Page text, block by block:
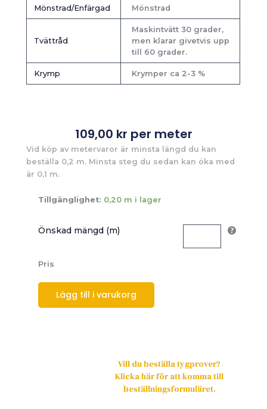
Mönstrad/Enfärgad Mönstrad
Tvättråd
Maskintvätt 30 grader,
men klarar givetvis upp
till 60 grader.
Krymp Krymper ca 2-3 %
109,00 kr per meter
Vid köp av metervaror är minsta längd du kan
beställa 0,2 m. Minsta steg du sedan kan öka med
är 0,1 m.
Tillgänglighet: 0,20 m i lager
Önskad mängd (m)
Pris
Lägg till i varukorg
Vill du beställa tygprover?
Klicka här för att komma till
beställningsformuläret.